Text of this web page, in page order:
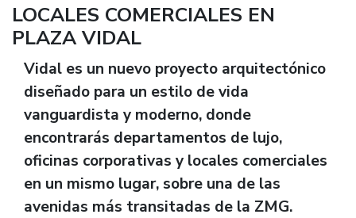
LOCALES COMERCIALES EN
PLAZA VIDAL
Vidal es un nuevo proyecto arquitectónico
diseñado para un estilo de vida
vanguardista y moderno, donde
encontrarás departamentos de lujo,
oficinas corporativas y locales comerciales
en un mismo lugar, sobre una de las
avenidas más transitadas de la ZMG.